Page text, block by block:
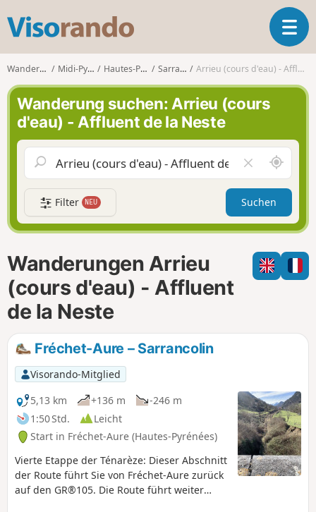
s
o
r
a
n
d
o
T
o
g
a
v
g
a
t
i
n
Wanderungen Midi-Pyrénées Hautes-Pyrénées Sarrancolin Arrieu (cours d'eau) - Affluent de la Neste
Wanderung suchen: Arrieu (cours
d'eau) - Affluent de la Neste
e
l
d
l
e
e
e
S
c
h
u
m
i
h
Filter NEU Suchen
Wanderungen Arrieu
(cours d'eau) - Affluent
de la Neste
Fréchet-Aure – Sarrancolin
Visorando-Mitglied
5,13 km
+136 m
-246 m
1:50 Std.
Leicht
Start in Fréchet-Aure (Hautes-Pyrénées)
Vierte Etappe der Ténarèze: Dieser Abschnitt
der Route führt Sie von Fréchet-Aure zurück
auf den GR®105. Die Route führt weiter